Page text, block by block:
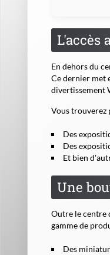
L'accès
En dehors du
Ce dernier met
divertissement
Vous trouverez
Des
Des
Et bien
Une
Outre le centre
gamme de
Des